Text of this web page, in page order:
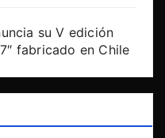
su V edición
fabricado en Chile